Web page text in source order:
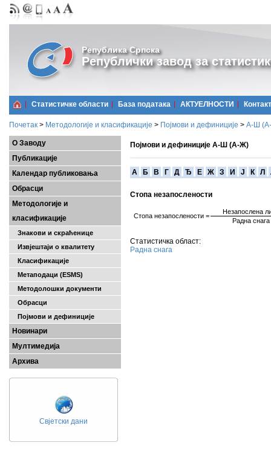
Република Српска
Републички завод за
Статистичке области Базa података АКТУЕЛНОСТИ Контакт
Почетак > Методологије и класификације > Појмови и дефиниције > А-Ш
О Заводу
Публикације
Календар публиковања
Обрасци
Методологије и
класификације
Знакови и скраћенице
Извјештаји о квалитету
Класификације
Метаподаци (ESMS)
Методолошки документи
Обрасци
Појмови и дефиниције
Новинари
Мултимедија
Архива
Свјетски дани
Појмови и дефиниције А-Ш (А-Ж)
A Б В Г Д Ђ Е Ж З И Ј К Л
Стопа незапослености
Стопанезапослености =
Незапослена
Радна снага
Статистичка област:
Радна снага